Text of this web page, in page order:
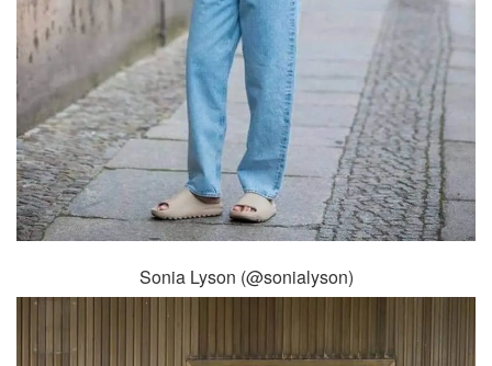
Sonia Lyson (@sonialyson)